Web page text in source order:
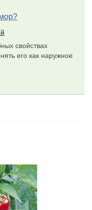
свойствах
его как наружное